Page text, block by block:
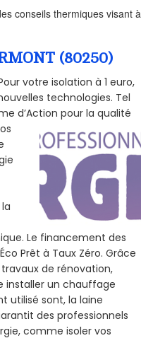
conseils thermiques visant à
(80250)
votre isolation à 1 euro,
technologies. Tel
d’Action pour la qualité
Le financement des
Prêt à Taux Zéro. Grâce
de rénovation,
installer un chauffage
utilisé sont, la laine
des professionnels
comme isoler vos